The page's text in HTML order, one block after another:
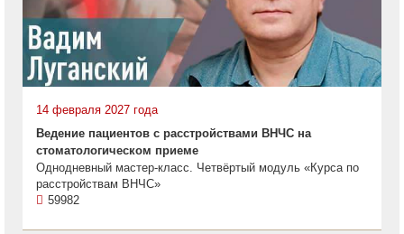
14 февраля 2027 года
Ведение пациентов с расстройствами ВНЧС на
стоматологическом приеме
Однодневный мастер-класс. Четвёртый модуль «Курса по
расстройствам ВНЧС»
59982